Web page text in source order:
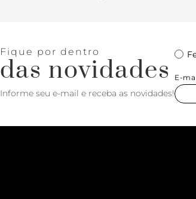
Fique por dentro
das novidades
Informe seu e-mail e receba as novidades!
E-